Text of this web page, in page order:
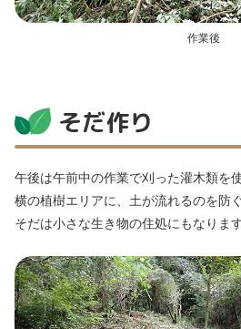
作業後
そだ作り
午後は午前中の作業で刈った灌木類を
横の植樹エリアに、土が流れるのを防
そだは小さな生き物の住処にもなります